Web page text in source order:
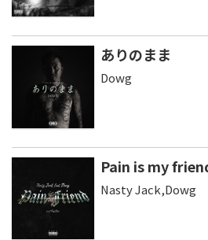
ありのまま
Dowg
Pain is my
Nasty Jack,Dowg